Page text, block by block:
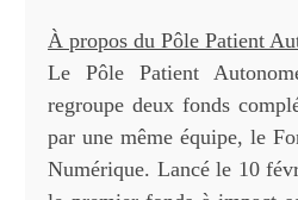
À propos du Pôle Patient
Le Pôle Patient
regroupe deux fonds
par une même équipe, le
Numérique. Lancé le 10